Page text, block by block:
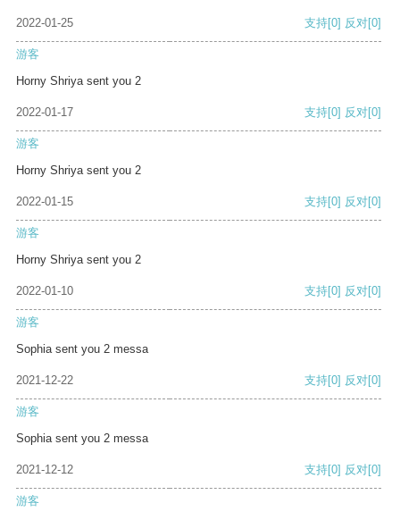
2022-01-25 支持[0] 反对[0]
游客
Horny Shriya sent you 2
2022-01-17 支持[0] 反对[0]
游客
Horny Shriya sent you 2
2022-01-15 支持[0] 反对[0]
游客
Horny Shriya sent you 2
2022-01-10 支持[0] 反对[0]
游客
Sophia sent you 2 messa
2021-12-22 支持[0] 反对[0]
游客
Sophia sent you 2 messa
2021-12-12 支持[0] 反对[0]
游客